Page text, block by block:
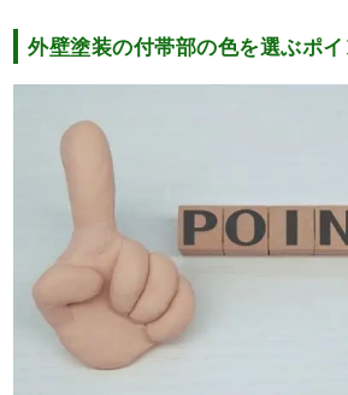
外壁塗装の付帯部の色を選ぶポイ